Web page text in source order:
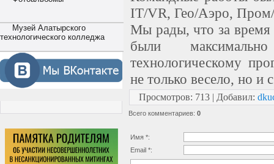
Музей Алатырского
технологического колледжа
IT/VR, Гео/Аэро,
Мы рады, что за
были
технологическому
не только весело, но и
Просмотров: 713 | Добавил:
Всего комментариев: 0
Имя *:
Email *: